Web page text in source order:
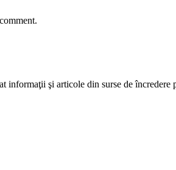
informaţii şi articole din surse de